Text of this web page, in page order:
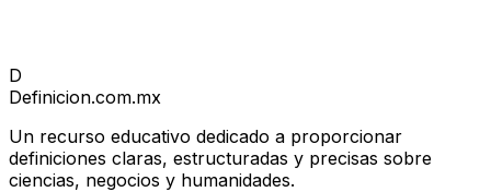
D
Definicion.com.mx
Un recurso educativo dedicado a proporcionar
definiciones claras, estructuradas y precisas sobre
ciencias, negocios y humanidades.